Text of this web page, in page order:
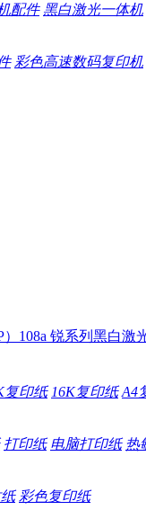
配件 黑白激光一体机
彩色高速数码复印机
复印纸 16K复印纸 A4
打印纸 电脑打印纸 热
彩色复印纸